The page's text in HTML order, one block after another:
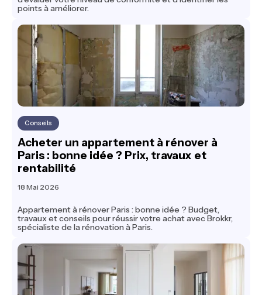
points à améliorer.
Conseils
Acheter un appartement à rénover à
Paris : bonne idée ? Prix, travaux et
rentabilité
18 Mai 2026
Appartement à rénover Paris : bonne idée ? Budget,
travaux et conseils pour réussir votre achat avec Brokkr,
spécialiste de la rénovation à Paris.